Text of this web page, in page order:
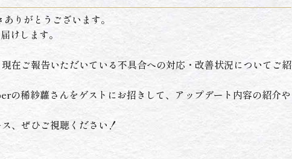
りがとうございます。
けします。
在ご報告いただいている不具合への対応・改善状況についてご紹
の稀紗蘿さんをゲストにお招きして、アップデート内容の紹介や
、ぜひご視聴ください！